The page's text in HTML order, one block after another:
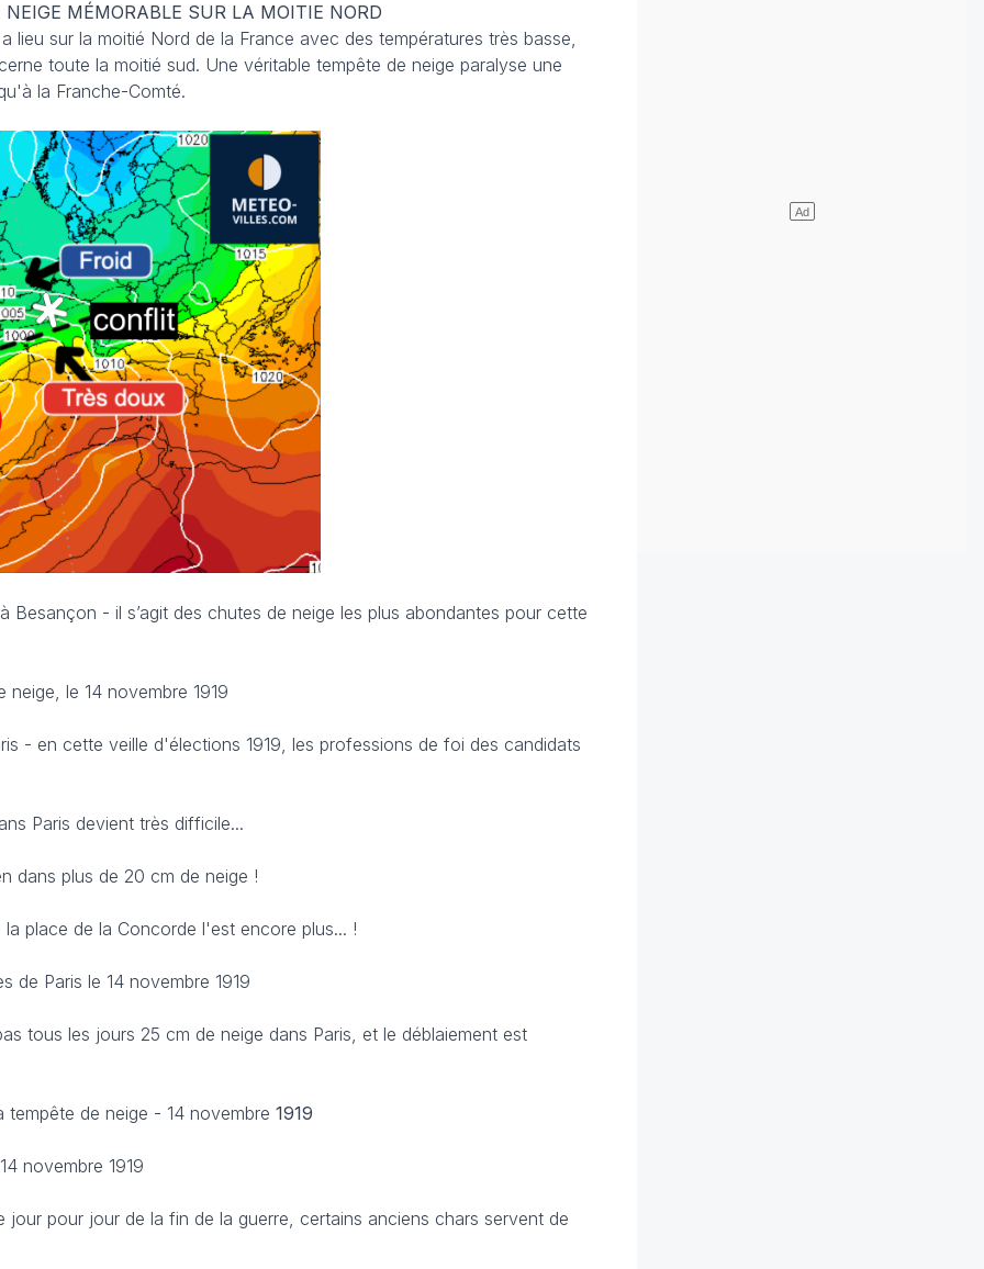
MÉMORABLE SUR LA MOITIE NORD
lieu sur la moitié Nord de la France avec des températures très basse,
toute la moitié sud. Une véritable tempête de neige paralyse une
la Franche-Comté.
Besançon - il s’agit des chutes de neige les plus abondantes pour cette
le 14 novembre 1919
- en cette veille d'élections 1919, les professions de foi des candidats
Paris devient très difficile...
dans plus de 20 cm de neige !
place de la Concorde l'est encore plus... !
de Paris le 14 novembre 1919
tous les jours 25 cm de neige dans Paris, et le déblaiement est
de neige - 14 novembre 1919
novembre 1919
jour pour jour de la fin de la guerre, certains anciens chars servent de